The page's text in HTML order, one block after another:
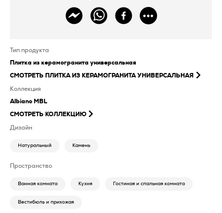
Тип продукта
Плитка из керамогранита универсальная
СМОТРЕТЬ ПЛИТКА ИЗ КЕРАМОГРАНИТА УНИВЕРСАЛЬНАЯ
Коллекция
Albiano MBL
СМОТРЕТЬ КОЛЛЕКЦИЮ
Дизайн
Натуральный Камень
Пространство
Ванная комната Кухня Гостиная и спальная комната
Вестибюль и прихожая